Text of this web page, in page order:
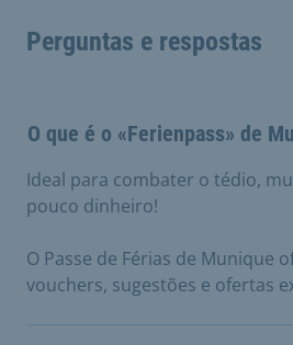
Perguntas e respostas
O que é o «Ferienpass» de
Ideal para combater o tédio,
pouco dinheiro!
O Passe de Férias de Munique
vouchers, sugestões e ofertas